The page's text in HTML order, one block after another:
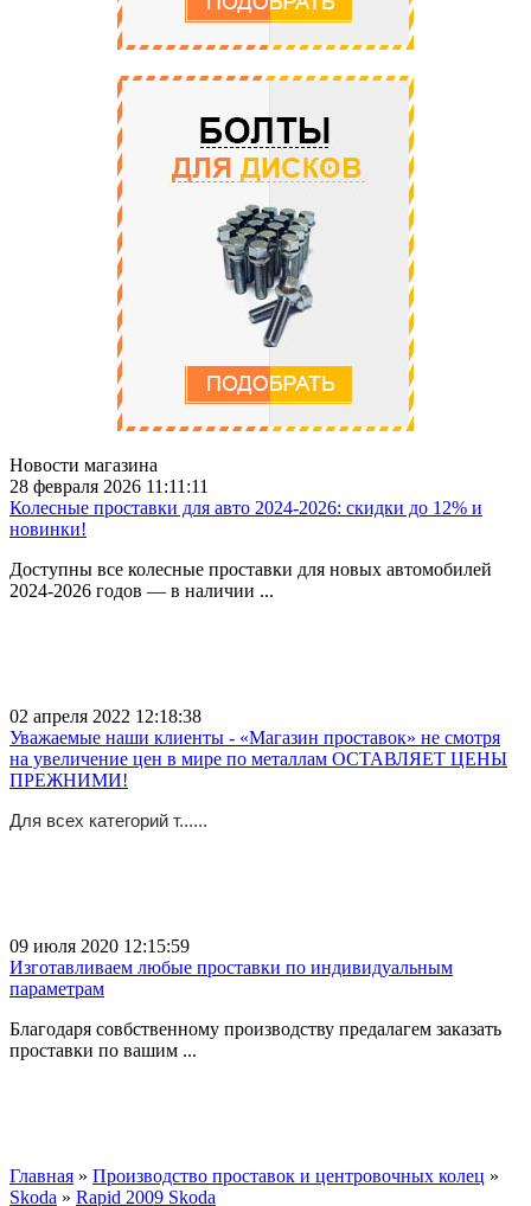
Новости магазина
28 февраля 2026 11:11:11
Колесные проставки для авто 2024-2026: скидки до 12% и
новинки!
Доступны все колесные проставки для новых автомобилей
2024-2026 годов — в наличии ...
02 апреля 2022 12:18:38
Уважаемые наши клиенты - «Магазин проставок» не смотря
на увеличение цен в мире по металлам ОСТАВЛЯЕТ ЦЕНЫ
ПРЕЖНИМИ!
Для всех категорий т......
09 июля 2020 12:15:59
Изготавливаем любые проставки по индивидуальным
параметрам
Благодаря совбственному производству предалагем заказать
проставки по вашим ...
Главная » Производство проставок и центровочных колец »
Skoda » Rapid 2009 Skoda